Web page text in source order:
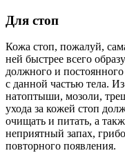
Для стоп
Кожа стоп, пожалуй,
ней быстрее всего
должного и
с данной частью тела.
натоптыши, мозоли,
ухода за кожей стоп
очищать и питать, а
неприятный запах,
повторного появления.